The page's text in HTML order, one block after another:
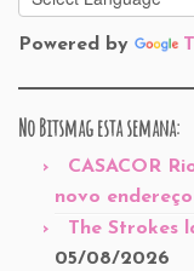
Powered by
No Bitsmag esta semana:
CASACOR
novo endereço
The Strokes
05/08/2026